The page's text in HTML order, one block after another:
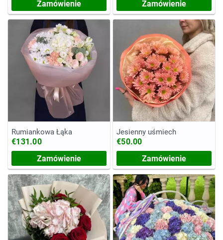
Zamówienie
Zamówienie
Rumiankowa Łąka
€131.00
Zamówienie
Jesienny uśmiech
€50.00
Zamówienie